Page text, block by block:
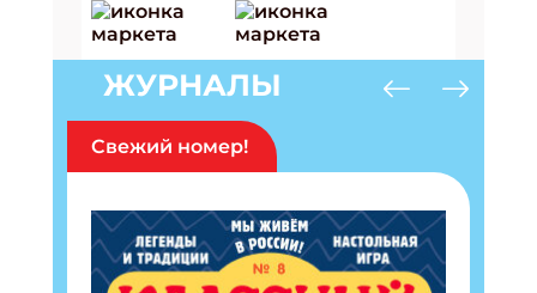
ЖУРНАЛЫ
Свежий номер!